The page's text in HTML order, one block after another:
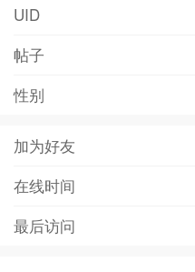
UID
帖子
性别
加为好友
在线时间
最后访问